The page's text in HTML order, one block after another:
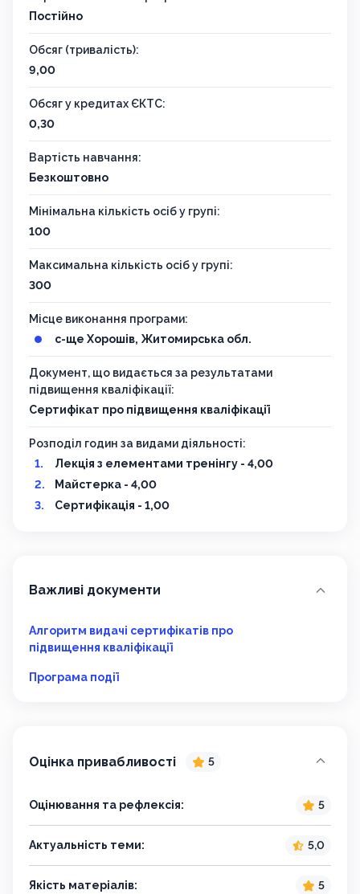
Постійно
Обсяг (тривалість):
9,00
Обсяг у кредитах ЄКТС:
0,30
Вартість навчання:
Безкоштовно
Мінімальна кількість осіб у групі:
100
Максимальна кількість осіб у групі:
300
Місце виконання програми:
с-ще Хорошів, Житомирська обл.
Документ, що видається за результатами
підвищення кваліфікації:
Сертифікат про підвищення кваліфікації
Розподіл годин за видами діяльності:
Лекція з елементами тренінгу - 4,00
Майстерка - 4,00
Сертифікація - 1,00
Важливі документи
Алгоритм видачі сертифікатів про
підвищення кваліфікації
Програма події
Оцінка привабливості 5
Оцінювання та рефлексія: 5
Актуальність теми: 5,0
Якість матеріалів: 5